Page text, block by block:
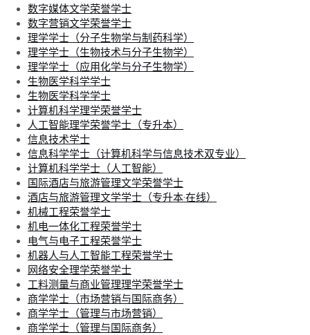
数字媒体文学荣誉学士
数字营销文学荣誉学士
理学学士（分子生物学与制药科学）
理学学士（生物技术与分子生物学）
理学学士（应用化学与分子生物学）
生物医学科学学士
生物医学科学学士
计算机科学理学荣誉学士
人工智能理学荣誉学士（专升本）
信息技术学士
信息科学学士（计算机科学与信息技术双专业）
计算机科学学士（人工智能）
国际酒店与旅游管理文学荣誉学士
酒店与旅游管理文学学士（专升本·在线）
机械工程荣誉学士
机电一体化工程荣誉学士
电气与电子工程荣誉学士
机器人与人工智能工程荣誉学士
网络安全理学荣誉学士
工料测量与商业管理理学荣誉学士
商学学士（市场营销与国际商务）
商学学士（管理与市场营销）
商学学士（管理与国际商务）